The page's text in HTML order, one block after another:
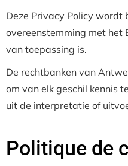
Deze Privacy Policy wordt
overeenstemming met het
van toepassing is.
De rechtbanken van
om van elk geschil kennis
uit de interpretatie of
Politique de